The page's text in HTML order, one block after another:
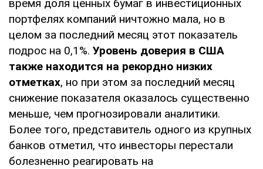
время доля ценных бумаг в инвестиционных
портфелях компаний ничтожно мала, но в
целом за последний месяц этот показатель
подрос на 0,1%. Уровень доверия в США
также находится на рекордно низких
отметках, но при этом за последний месяц
снижение показателя оказалось существенно
меньше, чем прогнозировали аналитики.
Более того, представитель одного из крупных
банков отметил, что инвесторы перестали
болезненно реагировать на